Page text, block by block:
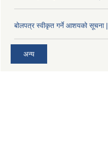
बोलपत्र स्वीकृत गर्ने आशयको सूचना |
अन्य